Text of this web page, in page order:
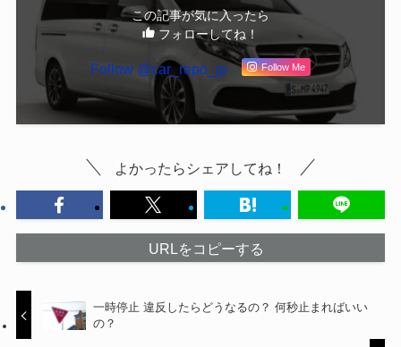
この記事が気に入ったら
フォローしてね！
Follow @car_repo_jp Follow Me
よかったらシェアしてね！
URLをコピーする
一時停止 違反したらどうなるの？ 何秒止まればいい
の？